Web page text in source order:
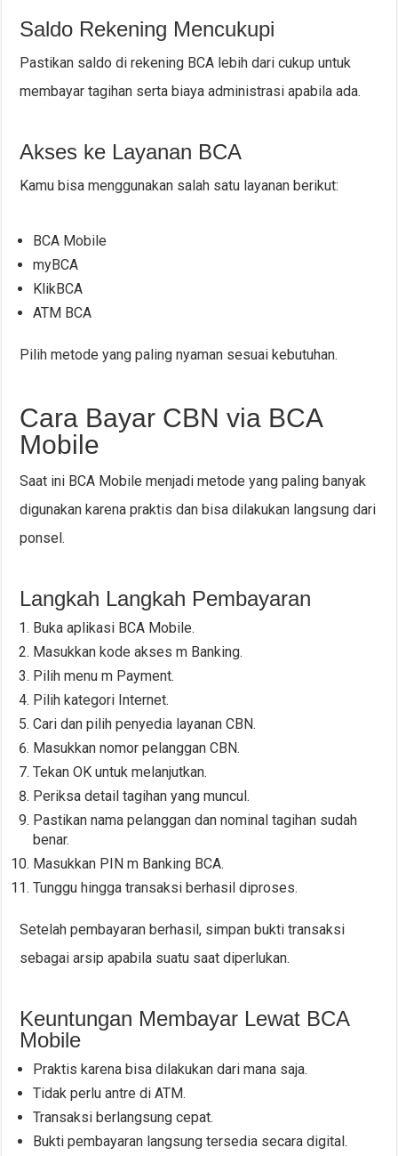
Saldo Rekening Mencukupi
Pastikan saldo di rekening BCA lebih dari cukup untuk
membayar tagihan serta biaya administrasi apabila ada.
Akses ke Layanan BCA
Kamu bisa menggunakan salah satu layanan berikut:
BCA Mobile
myBCA
KlikBCA
ATM BCA
Pilih metode yang paling nyaman sesuai kebutuhan.
Cara Bayar CBN via BCA
Mobile
Saat ini BCA Mobile menjadi metode yang paling banyak
digunakan karena praktis dan bisa dilakukan langsung dari
ponsel.
Langkah Langkah Pembayaran
Buka aplikasi BCA Mobile.
Masukkan kode akses m Banking.
Pilih menu m Payment.
Pilih kategori Internet.
Cari dan pilih penyedia layanan CBN.
Masukkan nomor pelanggan CBN.
Tekan OK untuk melanjutkan.
Periksa detail tagihan yang muncul.
Pastikan nama pelanggan dan nominal tagihan sudah
benar.
Masukkan PIN m Banking BCA.
Tunggu hingga transaksi berhasil diproses.
Setelah pembayaran berhasil, simpan bukti transaksi
sebagai arsip apabila suatu saat diperlukan.
Keuntungan Membayar Lewat BCA
Mobile
Praktis karena bisa dilakukan dari mana saja.
Tidak perlu antre di ATM.
Transaksi berlangsung cepat.
Bukti pembayaran langsung tersedia secara digital.